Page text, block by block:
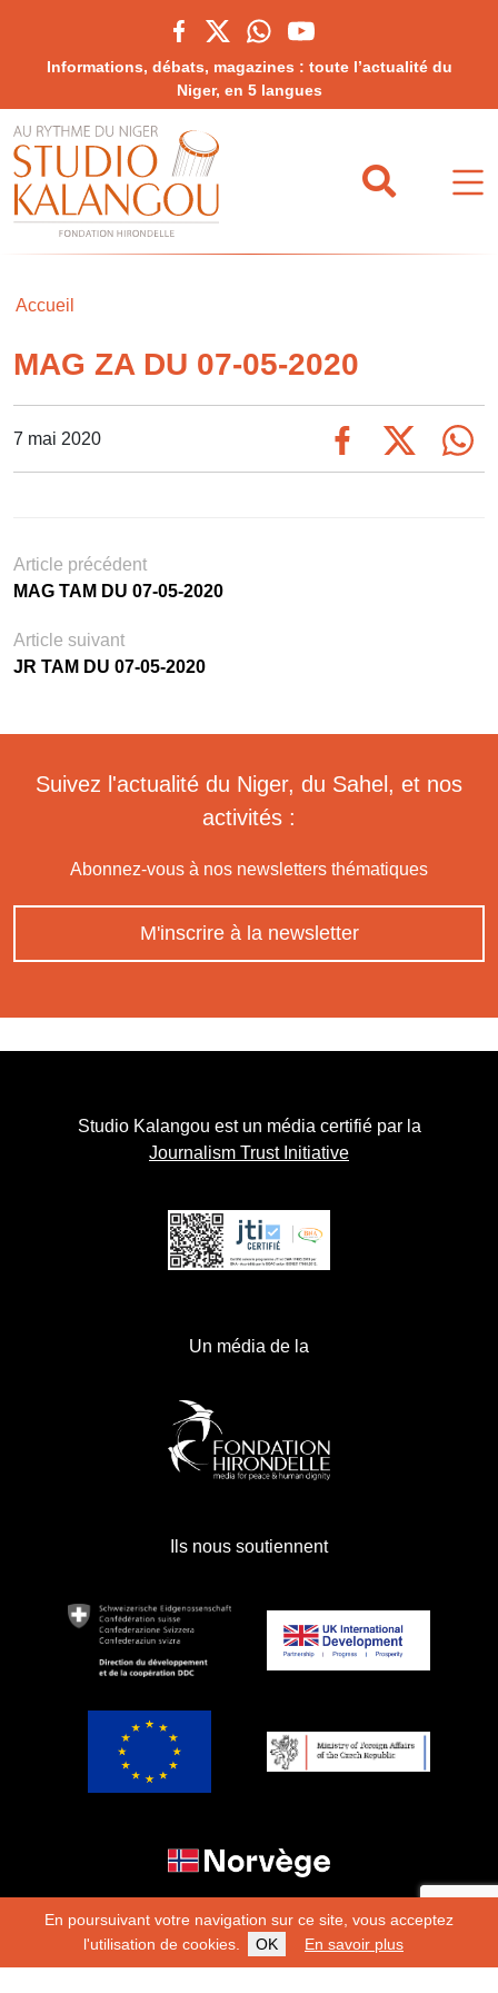
En poursuivant votre navigation sur ce site, vous acceptez
l'utilisation de cookies.
OK En savoir plus
Informations, débats, magazines : toute l’actualité du
Niger, en 5 langues
Accueil
MAG ZA DU 07-05-2020
7 mai 2020
Article précédent
MAG TAM DU 07-05-2020
Article suivant
JR TAM DU 07-05-2020
Suivez l'actualité du Niger, du Sahel, et nos
activités :
Abonnez-vous à nos newsletters thématiques
M'inscrire à la newsletter
Studio Kalangou est un média certifié par la
Journalism Trust Initiative
Un média de la
Ils nous soutiennent